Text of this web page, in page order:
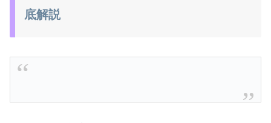
底解説